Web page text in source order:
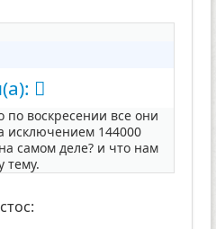
воскресении все они
исключением 144000
самом деле? и что нам
тему.